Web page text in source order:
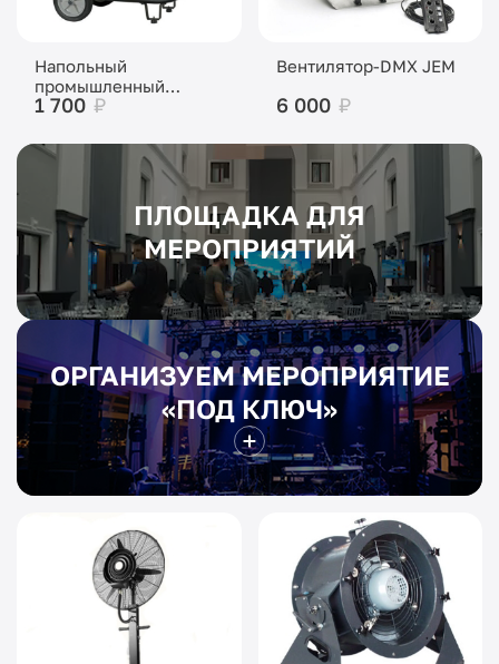
Напольный
промышленный
вентилятор
1 700 ₽
Вентилятор-DMX JEM
6 000 ₽
ПЛОЩАДКА ДЛЯ
МЕРОПРИЯТИЙ
ОРГАНИЗУЕМ МЕРОПРИЯТИЕ
«ПОД КЛЮЧ»